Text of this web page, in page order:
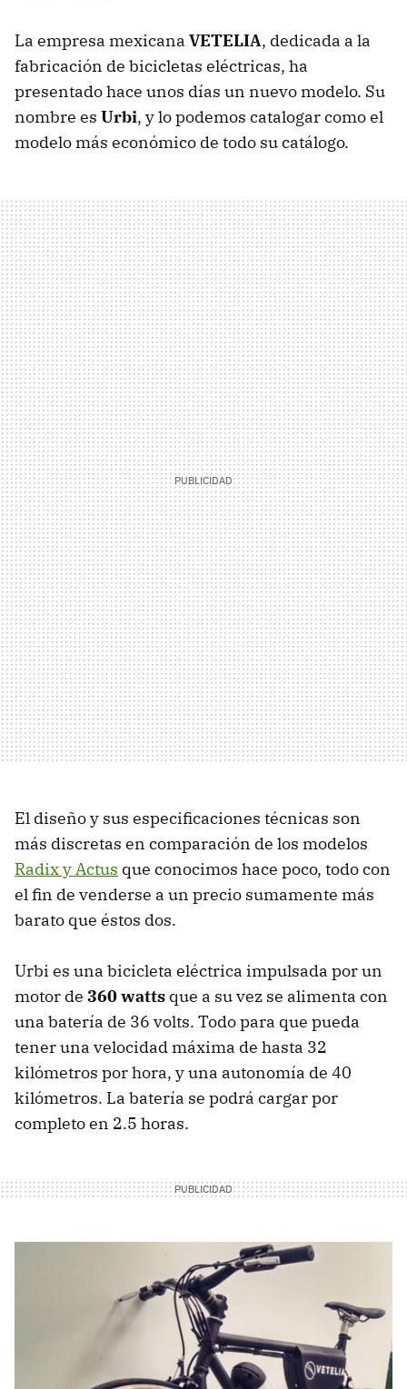
La empresa mexicana VETELIA, dedicada a la
fabricación de bicicletas eléctricas, ha
presentado hace unos días un nuevo modelo. Su
nombre es Urbi, y lo podemos catalogar como el
modelo más económico de todo su catálogo.
El diseño y sus especificaciones técnicas son
más discretas en comparación de los modelos
Radix y Actus que conocimos hace poco, todo con
el fin de venderse a un precio sumamente más
barato que éstos dos.
Urbi es una bicicleta eléctrica impulsada por un
motor de 360 watts que a su vez se alimenta con
una batería de 36 volts. Todo para que pueda
tener una velocidad máxima de hasta 32
kilómetros por hora, y una autonomía de 40
kilómetros. La batería se podrá cargar por
completo en 2.5 horas.